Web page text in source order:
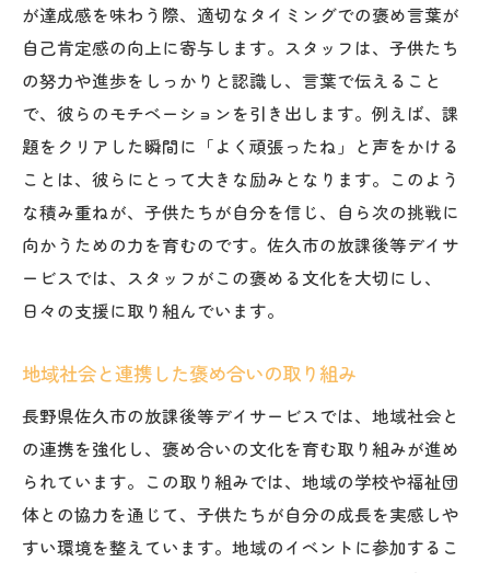
達成感を糧にした新たな挑戦のサポート
放課後等デイサービスで築く成功体験と共有の
文化
成功体験がもたらす自己肯定感の高まり
子供たちによる成功体験の共有とその効果
放課後等デイサービスの成功体験の事例紹
介
共有文化が生む地域との深いつながり
チームとして成功を分かち合う喜び
る影響
子供たちの成長を後押しする佐久市の放課後等
デイサービス
佐久市での放課後等デイサービスの役割
地域に根ざした成長支援の実践例
放課後等デイサービスが持つ教育的価値
が達成感を味わう際、適切なタイミングでの褒め言葉が
自己肯定感の向上に寄与します。スタッフは、子供たち
の努力や進歩をしっかりと認識し、言葉で伝えること
で、彼らのモチベーションを引き出します。例えば、課
題をクリアした瞬間に「よく頑張ったね」と声をかける
ことは、彼らにとって大きな励みとなります。このよう
な積み重ねが、子供たちが自分を信じ、自ら次の挑戦に
向かうための力を育むのです。佐久市の放課後等デイサ
ービスでは、スタッフがこの褒める文化を大切にし、
日々の支援に取り組んでいます。
地域社会と連携した褒め合いの取り組み
長野県佐久市の放課後等デイサービスでは、地域社会と
の連携を強化し、褒め合いの文化を育む取り組みが進め
られています。この取り組みでは、地域の学校や福祉団
体との協力を通じて、子供たちが自分の成長を実感しや
すい環境を整えています。地域のイベントに参加するこ